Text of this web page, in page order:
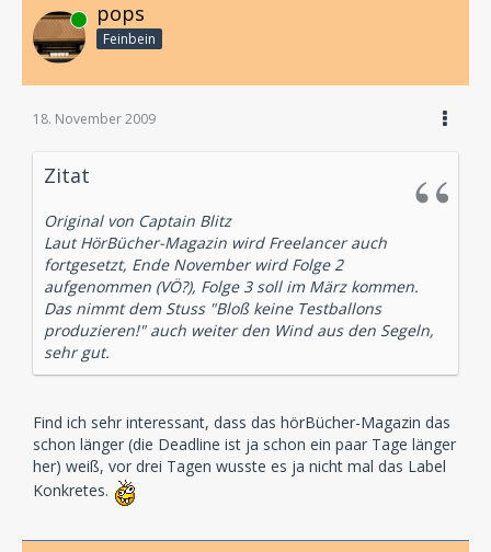
Online pops
Feinbein
18. November 2009
Zitat
Original von Captain Blitz
Laut HörBücher-Magazin wird Freelancer auch
fortgesetzt, Ende November wird Folge 2
aufgenommen (VÖ?), Folge 3 soll im März kommen.
Das nimmt dem Stuss "Bloß keine Testballons
produzieren!" auch weiter den Wind aus den Segeln,
sehr gut.
Find ich sehr interessant, dass das hörBücher-Magazin das
schon länger (die Deadline ist ja schon ein paar Tage länger
her) weiß, vor drei Tagen wusste es ja nicht mal das Label
Konkretes.